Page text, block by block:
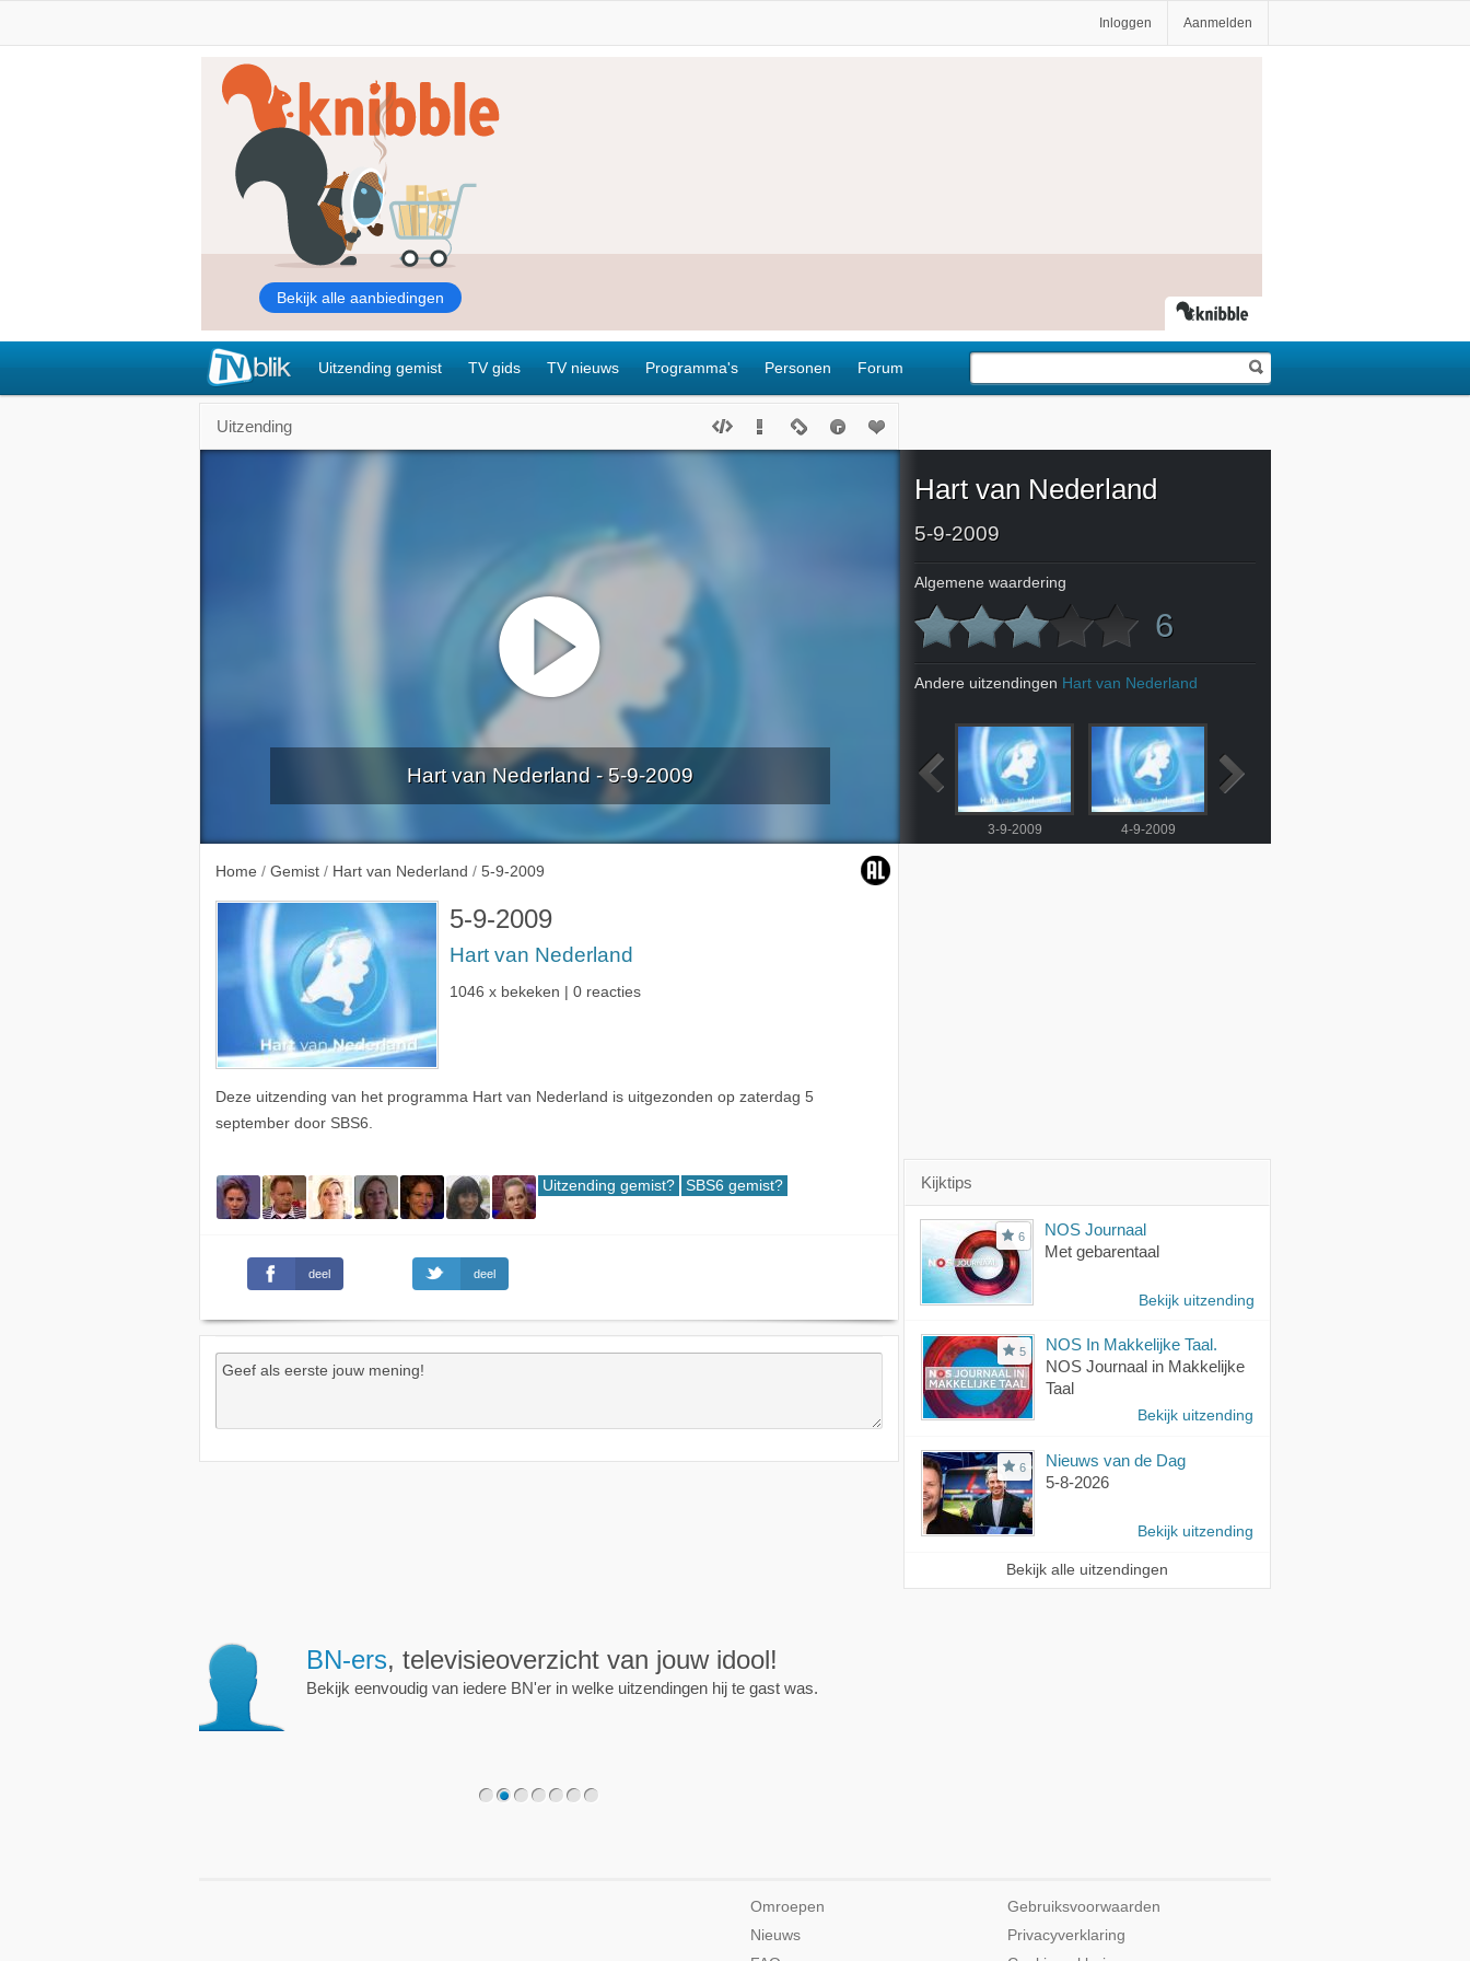
Inloggen Aanmelden
Uitzending gemist TV gids TV nieuws Programma's Personen Forum
Uitzending
Hart van Nederland - 5-9-2009
Home / Gemist / Hart van Nederland / 5-9-2009
5-9-2009
Hart van Nederland
1046 x bekeken | 0 reacties
Deze uitzending van het programma Hart van Nederland is uitgezonden op zaterdag 5
september door SBS6.
Uitzending gemist? SBS6 gemist?
deel deel
Hart van Nederland
5-9-2009
Algemene waardering
6
Andere uitzendingen Hart van Nederland
3-9-2009 4-9-2009
Kijktips
6
NOS Journaal
Met gebarentaal
Bekijk uitzending
5
NOS In Makkelijke Taal.
NOS Journaal in Makkelijke
Taal
Bekijk uitzending
6
Nieuws van de Dag
5-8-2026
Bekijk uitzending
Bekijk alle uitzendingen
Wekkers, altijd op de hoogte!
Zet een wekker op een programma of persoon en je krijgt een mailtje als er een
Omroepen
Nieuws
Gebruiksvoorwaarden
Privacyverklaring